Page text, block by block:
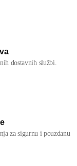
dostavnih službi.
za sigurnu i pouzdanu